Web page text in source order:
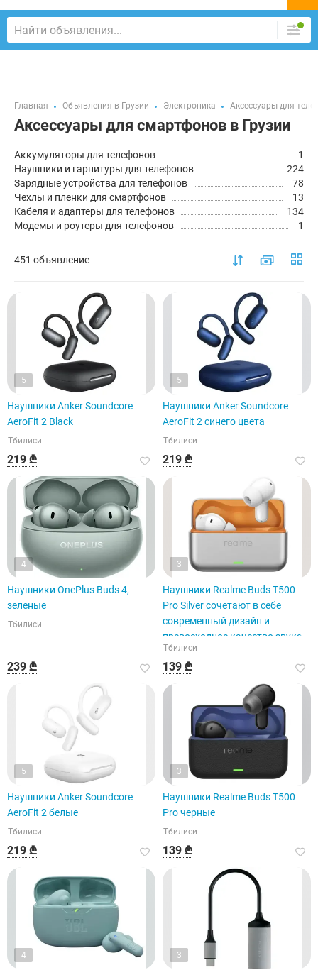
Главная Объявления в Грузии Электроника Аксессуары для
Аксессуары для смартфонов в Грузии
Аккумуляторы для телефонов
1
Наушники и гарнитуры для телефонов
224
Зарядные устройства для телефонов
78
Чехлы и пленки для смартфонов
13
Кабеля и адаптеры для телефонов
134
Модемы и роутеры для телефонов
1
451 объявление
5
Наушники Anker Soundcore
AeroFit 2 Black
Тбилиси
219 ₾
5
Наушники Anker Soundcore
AeroFit 2 синего цвета
Тбилиси
219 ₾
4
Наушники OnePlus Buds 4,
зеленые
Тбилиси
239 ₾
3
Наушники Realme Buds T500
Pro Silver сочетают в себе
современный дизайн и
превосходное качество звука.
Цвет: серебристый.
Тбилиси
139 ₾
5
Наушники Anker Soundcore
AeroFit 2 белые
Тбилиси
219 ₾
3
Наушники Realme Buds T500
Pro черные
Тбилиси
139 ₾
4 3